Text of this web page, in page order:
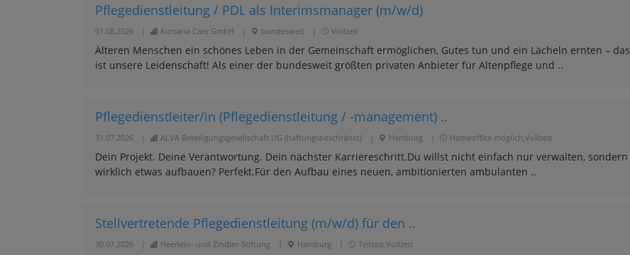
Pflegedienstleitung / PDL als Interimsmanager (m/w/d)
01.08.2026 Kursana Care GmbH bundesweit Vollzeit
Älteren Menschen ein schönes Leben in der Gemeinschaft ermöglichen, Gutes tun und ein Lächeln ernten – das
ist unsere Leidenschaft! Als einer der bundesweit größten privaten Anbieter für Altenpflege und ..
Pflegedienstleiter/in (Pflegedienstleitung / -management) ..
31.07.2026 ALVA Beteiligungsgesellschaft UG (haftungsbeschränkt) Hamburg Homeoffice möglich,Vollzeit
Dein Projekt. Deine Verantwortung. Dein nächster Karriereschritt.Du willst nicht einfach nur verwalten, sondern
wirklich etwas aufbauen? Perfekt.Für den Aufbau eines neuen, ambitionierten ambulanten ..
Stellvertretende Pflegedienstleitung (m/w/d) für den ..
30.07.2026 Heerlein- und Zindler-Stiftung Hamburg Teilzeit,Vollzeit